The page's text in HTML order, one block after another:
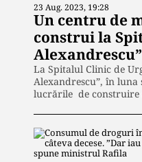
23 Aug. 2023, 19:28
Un centru de
construi la
Alexandrescu”
La Spitalul Clinic de
Alexandrescu”, în
lucrările de construire